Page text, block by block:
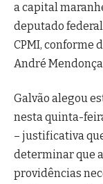
a capital
deputado federal
CPMI, conforme
André
Galvão alegou
nesta quinta-
– justificativa
determinar que
providências